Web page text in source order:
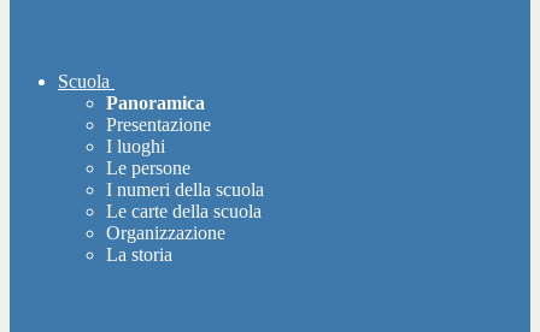
Scuola
Panoramica
Presentazione
I luoghi
Le persone
I numeri della scuola
Le carte della scuola
Organizzazione
La storia